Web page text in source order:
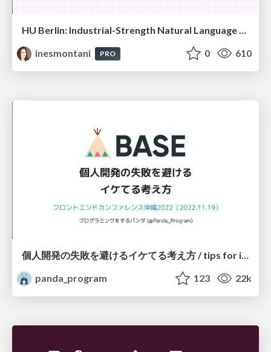
HU Berlin: Industrial-Strength Natural Language Processing with spaCy and Prodigy
inesmontani
PRO 0 610
個人開発の失敗を避けるイケてる考え方 / tips for indie hackers
panda_program
123 22k